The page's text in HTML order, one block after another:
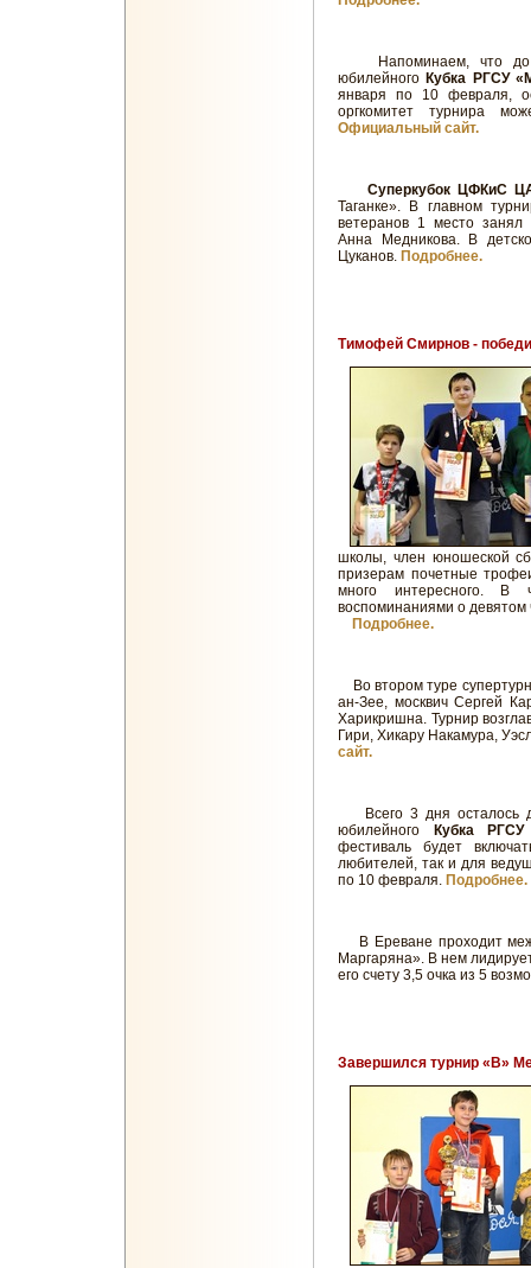
Напоминаем, что до
юбилейного Кубка РГСУ
января по 10 февраля,
оргкомитет турнира
Официальный сайт.
Суперкубок ЦФКиС
Таганке». В главном
ветеранов 1 место
Анна Медникова. В
Цуканов. Подробнее.
Тимофей Смирнов -
школы, член юношеской
призерам почетные
много интересного. В
воспоминаниями о девятом
Подробнее.
Во втором туре
ан-Зее, москвич Сергей
Харикришна. Турнир
Гири, Хикару Накамура,
сайт.
Всего 3 дня осталось
юбилейного
Кубка
фестиваль будет
любителей, так и для
по 10 февраля. Подробнее.
В Ереване проходит
Маргаряна». В нем
его счету 3,5 очка из 5
Завершился турнир «В»